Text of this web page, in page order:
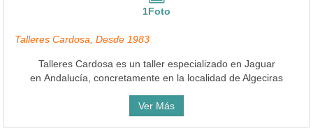
1Foto
Talleres Cardosa, Desde 1983
Talleres Cardosa es un taller especializado en Jaguar
en Andalucía, concretamente en la localidad de Algeciras
Ver Más